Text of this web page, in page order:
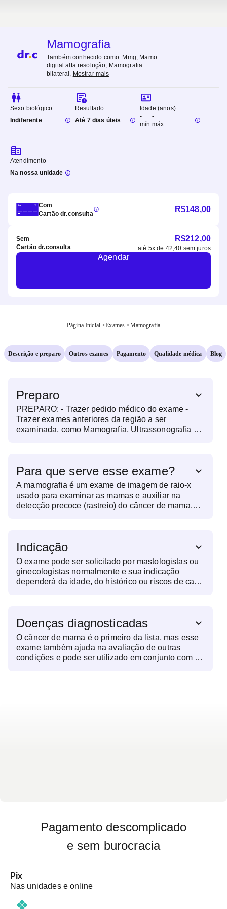
Mamografia
Também conhecido como: Mmg, Mamo
digital alta resolução, Mamografia
bilateral , Mostrar mais
Sexo biológico
Indiferente
Resultado
Até 7 dias úteis
Idade (anos)
-
mín.
-
máx.
Atendimento
Na nossa unidade
Com
Cartão dr.consulta
R$148,00
Sem
Cartão dr.consulta
R$212,00
até 5x de 42,40 sem juros
Agendar
Página Inicial >Exames >Mamografia
Descrição e preparo Outros exames Pagamento Qualidade médica Blog
Preparo
PREPARO: - Trazer pedido médico do exame -
Trazer exames anteriores da região a ser
examinada, como Mamografia, Ultrassonografia de
período pós-menstrual, quando as mamas estão
menos doloridas. - Em casos de suspeita de
gravidez, independente dos dias de atraso
menstrual, o exame não deve ser realizado. Em
casos duvidosos, o exame de BHCG deve ser
Mamografia, realizar primeiro a Mamografia. Para o
Ultrassom, é necessário apresentar o laudo e as
imagens da mamografia.
Para que serve esse exame?
A mamografia é um exame de imagem de raio-x
usado para examinar as mamas e auxiliar na
detecção precoce (rastreio) do câncer de mama,
Indicação
O exame pode ser solicitado por mastologistas ou
ginecologistas normalmente e sua indicação
dependerá da idade, do histórico ou riscos de cada
consultar o médico para avaliar a necessidade.
Doenças diagnosticadas
O câncer de mama é o primeiro da lista, mas esse
exame também ajuda na avaliação de outras
condições e pode ser utilizado em conjunto com o
Pagamento descomplicado
e sem burocracia
Pix
Nas unidades e online